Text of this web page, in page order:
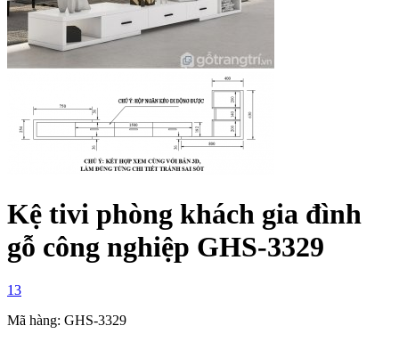
Kệ tivi phòng khách gia đình
gỗ công nghiệp GHS-3329
13
Mã hàng: GHS-3329